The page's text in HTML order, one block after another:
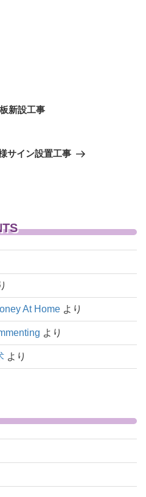
新設工事
サイン設置工事
At Home より
より
より